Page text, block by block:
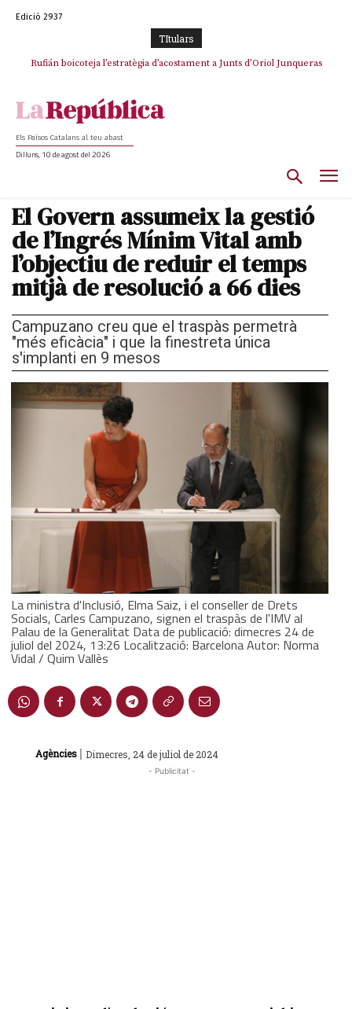
Edició 2937
TItulars
Rufián boicoteja l’estratègia d’acostament a Junts d’Oriol Junqueras
Els Països Catalans al teu abast
Dilluns, 10 de agost del 2026
El Govern assumeix la gestió
de l’Ingrés Mínim Vital amb
l’objectiu de reduir el temps
mitjà de resolució a 66 dies
Campuzano creu que el traspàs permetrà
"més eficàcia" i que la finestreta única
s'implanti en 9 mesos
La ministra d'Inclusió, Elma Saiz, i el conseller de Drets
Socials, Carles Campuzano, signen el traspàs de l'IMV al
Palau de la Generalitat Data de publicació: dimecres 24 de
juliol del 2024, 13:26 Localització: Barcelona Autor: Norma
Vidal / Quim Vallès
Agències | Dimecres, 24 de juliol de 2024
- Publicitat -